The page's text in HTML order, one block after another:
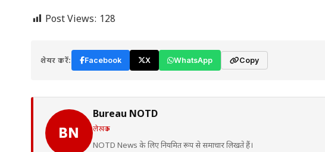
Post Views: 128
शेयर करें: Facebook X WhatsApp Copy
BN
Bureau NOTD
लेखक
NOTD News के लिए नियमित रूप से समाचार लिखते हैं।